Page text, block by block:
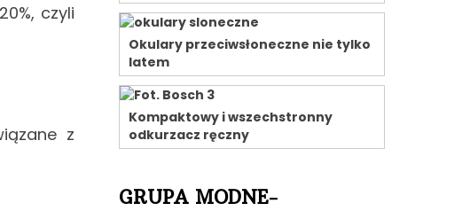
czyli
z
Okulary przeciwsłoneczne nie tylko
latem
Kompaktowy i wszechstronny
odkurzacz ręczny
GRUPA MODNE-